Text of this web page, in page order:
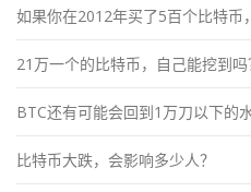
如果你在2012年买了5百个比特币
21万一个的比特币，自己能挖到吗
BTC还有可能会回到1万刀以下的
比特币大跌，会影响多少人？